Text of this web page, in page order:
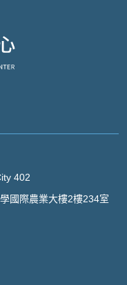
402
國際農業大樓2樓234室